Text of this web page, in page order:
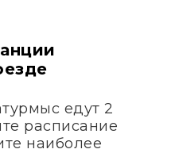
едут 2
расписание
наиболее